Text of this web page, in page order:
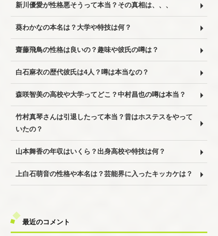
新川優愛が性格悪そうって本当？その真相は、、、
葵わかなの本名は？大学や特技は何？
齋藤飛鳥の性格は良いの？趣味や彼氏の噂は？
白石麻衣の歴代彼氏は4人？噂は本当なの？
森咲智美の高校や大学ってどこ？中村昌也の噂は本当？
竹村真琴さんは引退したって本当？昔はホステスをやって
いたの？
山本舞香の年収はいくら？出身高校や特技は何？
上白石萌音の性格や本名は？芸能界に入ったキッカケは？
最近のコメント